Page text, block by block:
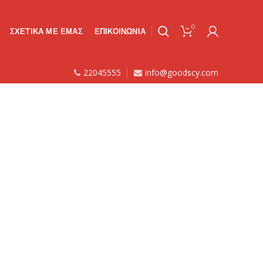
ΣΧΕΤΙΚΑ ΜΕ ΕΜΑΣ ΕΠΙΚΟΙΝΩΝΙΑ 0
22045555 info@goodscy.com